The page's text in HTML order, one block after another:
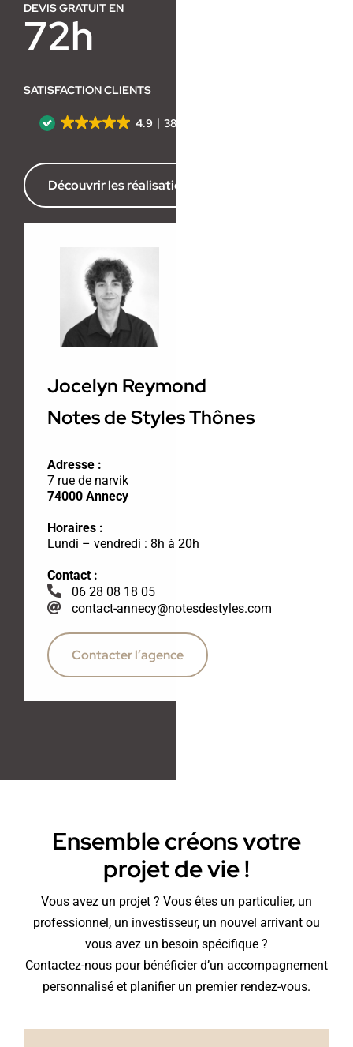
DEVIS GRATUIT EN
72h
SATISFACTION CLIENTS
4.9 38 avis
Découvrir les réalisations de l’agence
Jocelyn Reymond
Notes de Styles Thônes
Adresse :
7 rue de narvik
74000 Annecy
Horaires :
Lundi – vendredi : 8h à 20h
Contact :
06 28 08 18 05
contact-annecy@notesdestyles.com
Contacter l’agence
Ensemble créons votre
projet de vie !
Vous avez un projet ? Vous êtes un particulier, un
professionnel, un investisseur, un nouvel arrivant ou
vous avez un besoin spécifique ?
Contactez-nous pour bénéficier d’un accompagnement
personnalisé et planifier un premier rendez-vous.